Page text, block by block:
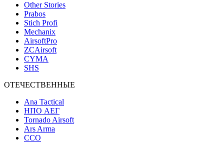
Other Stories
Prabos
Stich Profi
Mechanix
AirsoftPro
ZCAirsoft
CYMA
SHS
ОТЕЧЕСТВЕННЫЕ
Ana Tactical
НПО АЕГ
Tornado Airsoft
Ars Arma
ССО